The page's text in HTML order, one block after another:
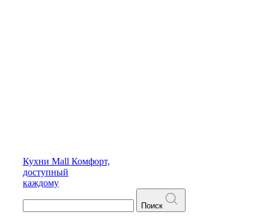
Кухни Mall Комфорт,
доступный
каждому
Поиск